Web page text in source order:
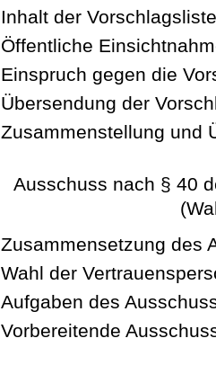
Inhalt der
Öffentliche
Einspruch gegen die
Übersendung der
Zusammenstellung und
Ausschuss nach § 40
Zusammensetzung des
Wahl der
Aufgaben des
Vorbereitende